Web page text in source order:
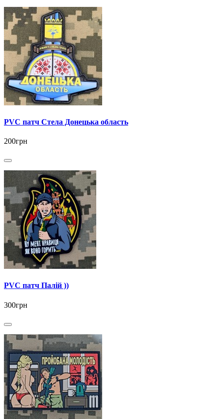
PVC патч Стела Донецька область
200грн
PVC патч Палій ))
300грн